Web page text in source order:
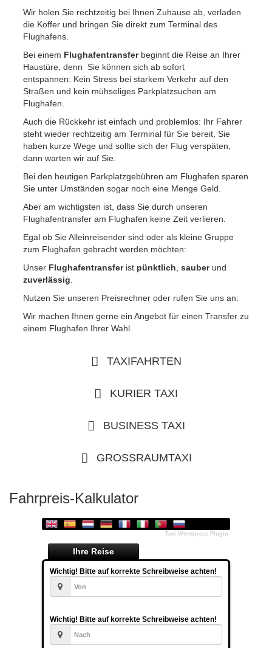
Wir holen Sie rechtzeitig bei Ihnen Zuhause ab, verladen
die Koffer und bringen Sie direkt zum Terminal des
Flughafens.
Bei einem Flughafentransferbeginnt die Reise an Ihrer
Haustüre, denn Sie können sich ab sofort
entspannen: Kein Stress bei starkem Verkehr auf den
Straßen und kein mühseliges Parkplatzsuchen am
Flughafen.
Auch die Rückkehr ist einfach und problemlos: Ihr Fahrer
steht wieder rechtzeitig am Terminal für Sie bereit, Sie
haben kurze Wege und sollte sich der Flug verspäten,
dann warten wir auf Sie.
Bei den heutigen Parkplatzgebühren am Flughafen sparen
Sie unter Umständen sogar noch eine Menge Geld.
Aber am wichtigsten ist, dass Sie durch unseren
Flughafentransfer am Flughafen keine Zeit verlieren.
Egal ob Sie Alleinreisender sind oder als kleine Gruppe
zum Flughafen gebracht werden möchten:
Unser Flughafentransferist pünktlich sauberund
zuverlässig
Nutzen Sie unseren Preisrechner oder rufen Sie uns an:
Wir machen Ihnen gerne ein Angebot für einen Transfer zu
einem Flughafen Ihrer Wahl.
TAXIFAHRTEN
KURIER TAXI
BUSINESS TAXI
GROSSRAUMTAXI
Fahrpreis-Kalkulator